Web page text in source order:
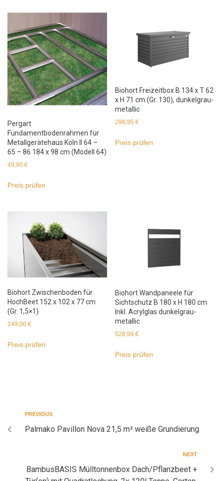
Pergart
Fundamentbodenrahmen für
Metallgerätehaus Köln II 64 –
65 – 86 184 x 98 cm (Modell 64)
49,90 €
Preis prüfen
Biohort Freizeitbox B 134 x T 62
x H 71 cm (Gr. 130), dunkelgrau-
metallic
298,95€
Preis prüfen
Biohort Zwischenboden für
HochBeet 152 x 102 x 77 cm
(Gr. 1,5×1)
149,00 €
Preis prüfen
Biohort Wandpaneele für
Sichtschutz B 180 x H 180 cm
Inkl. Acrylglas dunkelgrau-
metallic
528,99€
Preis prüfen
PREVIOUS
Palmako Pavillon Nova 21,5 m² weiße Grundierung
NEXT
BambusBASIS Mülltonnenbox Dach/Pflanzbeet +